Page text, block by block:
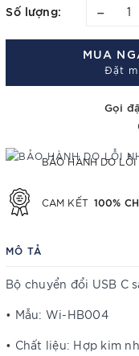
Số lượng: –
MUA
Đặt
Gọi
BẢO HÀNH DO
CAM KẾT 100%
MÔ TẢ
Bộ chuyển đổi USB C
• Mẫu: Wi-HB004
• Chất liệu: Hợp kim